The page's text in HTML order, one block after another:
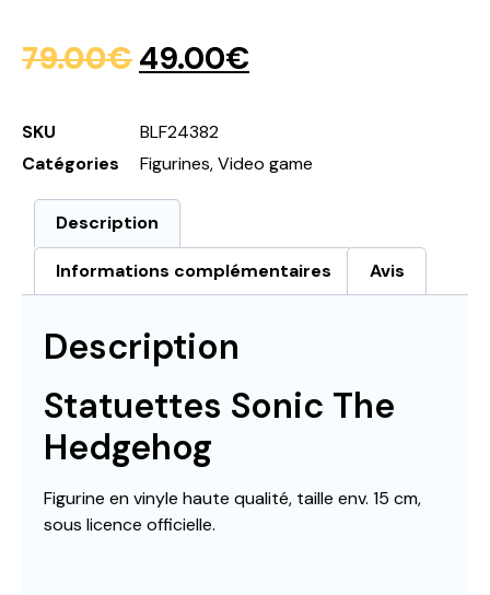
79.00€49.00€
SKU
BLF24382
Catégories
Figurines,Video game
Description
Informations complémentaires Avis
Description
Statuettes Sonic The
Hedgehog
Figurine en vinyle haute qualité, taille env. 15 cm,
sous licence officielle.